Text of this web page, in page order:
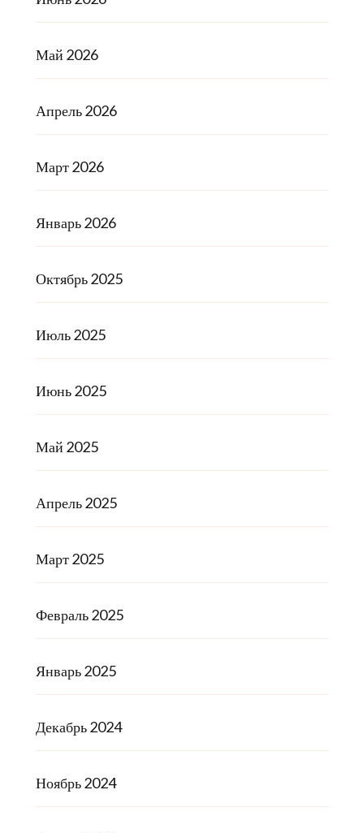
Май 2026
Апрель 2026
Март 2026
Январь 2026
Октябрь 2025
Июль 2025
Июнь 2025
Май 2025
Апрель 2025
Март 2025
Февраль 2025
Январь 2025
Декабрь 2024
Ноябрь 2024